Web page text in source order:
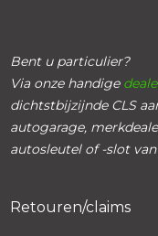
Bent u particulier?
Via onze handige
dichtstbijzijnde CLS
autogarage,
autosleutel of -slot
Retouren/claims